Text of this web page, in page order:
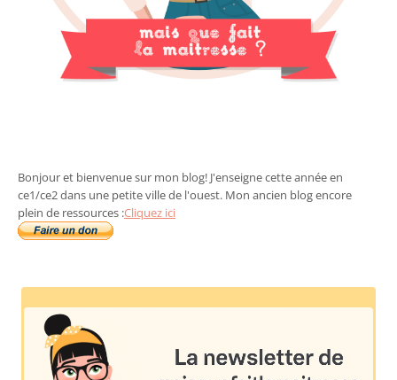
Bonjour et bienvenue sur mon blog! J'enseigne cette année en
ce1/ce2 dans une petite ville de l'ouest. Mon ancien blog encore
plein de ressources :Cliquez ici